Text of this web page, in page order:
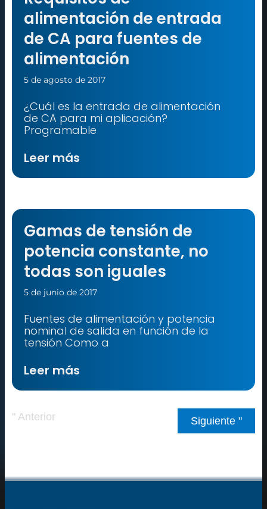
alimentación de entrada
de CA para fuentes de
alimentación
5 de agosto de 2017
¿Cuál es la entrada de alimentación
de CA para mi aplicación?
Programable
Leer más
Gamas de tensión de
potencia constante, no
todas son iguales
5 de junio de 2017
Fuentes de alimentación y potencia
nominal de salida en función de la
tensión Como a
Leer más
" Anterior Siguiente "